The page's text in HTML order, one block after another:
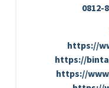
0812-
https://
https://
https://